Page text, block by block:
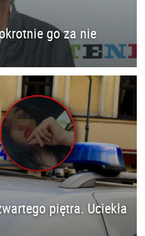
go za nie
piętra. Uciekła